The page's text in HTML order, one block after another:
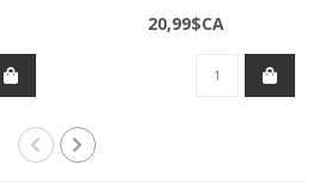
Strengthening Masque
20,99$CA